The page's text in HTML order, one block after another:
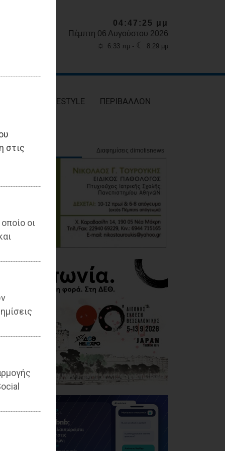
στις
οι
04:47:27 μμ
Πέμπτη 06 Αυγούστου 2026
☼ 6:33 πμ - ☾ 8:29 μμ
LIFESTYLE ΠΕΡΙΒΑΛΛΟΝ